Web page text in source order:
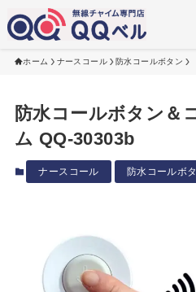
ホーム ナースコール 防水コールボタン
防水コールボタン＆
ム QQ-30303b
ナースコール 防水コールボ